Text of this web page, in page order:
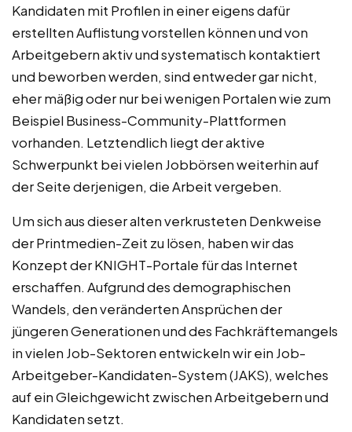
Kandidaten mit Profilen in einer eigens dafür
erstellten Auflistung vorstellen können und von
Arbeitgebern aktiv und systematisch kontaktiert
und beworben werden, sind entweder gar nicht,
eher mäßig oder nur bei wenigen Portalen wie zum
Beispiel Business-Community-Plattformen
vorhanden. Letztendlich liegt der aktive
Schwerpunkt bei vielen Jobbörsen weiterhin auf
der Seite derjenigen, die Arbeit vergeben.
Um sich aus dieser alten verkrusteten Denkweise
der Printmedien-Zeit zu lösen, haben wir das
Konzept der KNIGHT-Portale für das Internet
erschaffen. Aufgrund des demographischen
Wandels, den veränderten Ansprüchen der
jüngeren Generationen und des Fachkräftemangels
in vielen Job-Sektoren entwickeln wir ein Job-
Arbeitgeber-Kandidaten-System (JAKS), welches
auf ein Gleichgewicht zwischen Arbeitgebern und
Kandidaten setzt.